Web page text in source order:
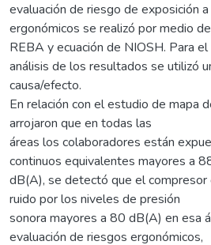
evaluación de riesgo de exposición
ergonómicos se realizó por medio
REBA y ecuación de NIOSH. Para el
análisis de los resultados se utilizó
causa/efecto.
En relación con el estudio de mapa
arrojaron que en todas las
áreas los colaboradores están
continuos equivalentes mayores a
dB(A), se detectó que el compresor
ruido por los niveles de presión
sonora mayores a 80 dB(A) en esa
evaluación de riesgos ergonómicos,